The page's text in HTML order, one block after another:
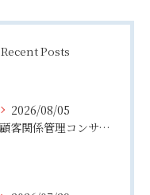
Recent Posts
2026/08/05
顧客関係管理コンサルティングの実態とコンサルが担う役割や年収のリアル